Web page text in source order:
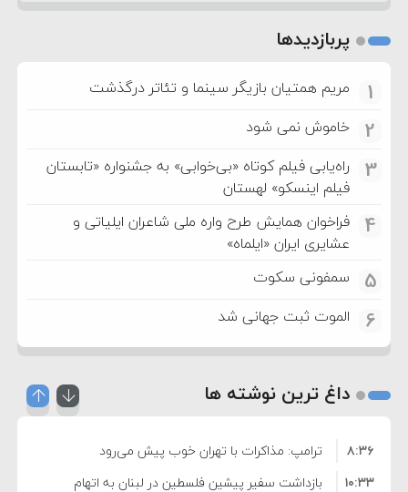
پربازدیدها
1 مریم همتیان بازیگر سینما و تئاتر درگذشت
2 خاموش نمی شود
3
راه‌یابی فیلم کوتاه «بی‌خوابی» به جشنواره «تابستان
فیلم اینسکو» لهستان
4
فراخوان همایش طرح واره ملی شاعران ایلیاتی و
عشایری ایران «ایلماه»
5 سمفونی سکوت
6 الموت ثبت جهانی شد
داغ ترین نوشته ها
ترامپ: مذاکرات با تهران خوب پیش می‌رود
۸:۳۶
بازداشت سفیر پیشین فلسطین در لبنان به اتهام
۱۰:۳۳